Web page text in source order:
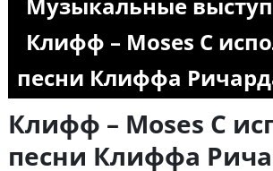
Клифф – Moses C
песни Клиффа
Клифф – Moses C
песни Клиффа